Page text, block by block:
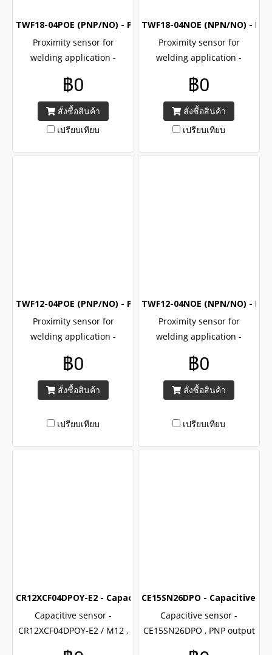
TWF18-04POE (PNP/NO) - Proximity switch for welding
Proximity sensor for
welding application -
NO , Factor 1 for all of
metals, CE UL ROHs
certified , Brand Akusense
฿0
สั่งซื้อสินค้า
เปรียบเทียบ
TWF18-04NOE (NPN/NO) -
Proximity sensor for
welding application -
NO , Factor 1 for all of
metals, CE UL ROHs
certified , Brand Akusense
฿0
สั่งซื้อสินค้า
เปรียบเทียบ
TWF12-04POE (PNP/NO) - Proximity switch for welding
Proximity sensor for
welding application -
NO , Factor 1 for all of
metals, CE UL ROHs
certified , Brand Akusense
฿0
สั่งซื้อสินค้า
เปรียบเทียบ
TWF12-04NOE (NPN/NO) -
Proximity sensor for
welding application -
NO , Factor 1 for all of
metals, CE UL ROHs
certified , Brand Akusense
฿0
สั่งซื้อสินค้า
เปรียบเทียบ
CR12XCF04DPOY-E2 - Capacitive sensor
Capacitive sensor -
CR12XCF04DPOY-E2 / M12 ,
CE15SN26DPO - Capacitive
Capacitive sensor -
CE15SN26DPO , PNP output